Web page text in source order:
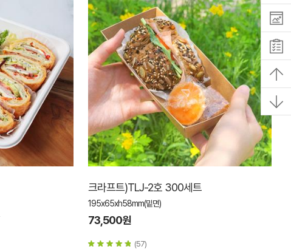
크라프트)TLJ-2호 300세트
195x65xh58mm(밑면)
73,500원
(57)